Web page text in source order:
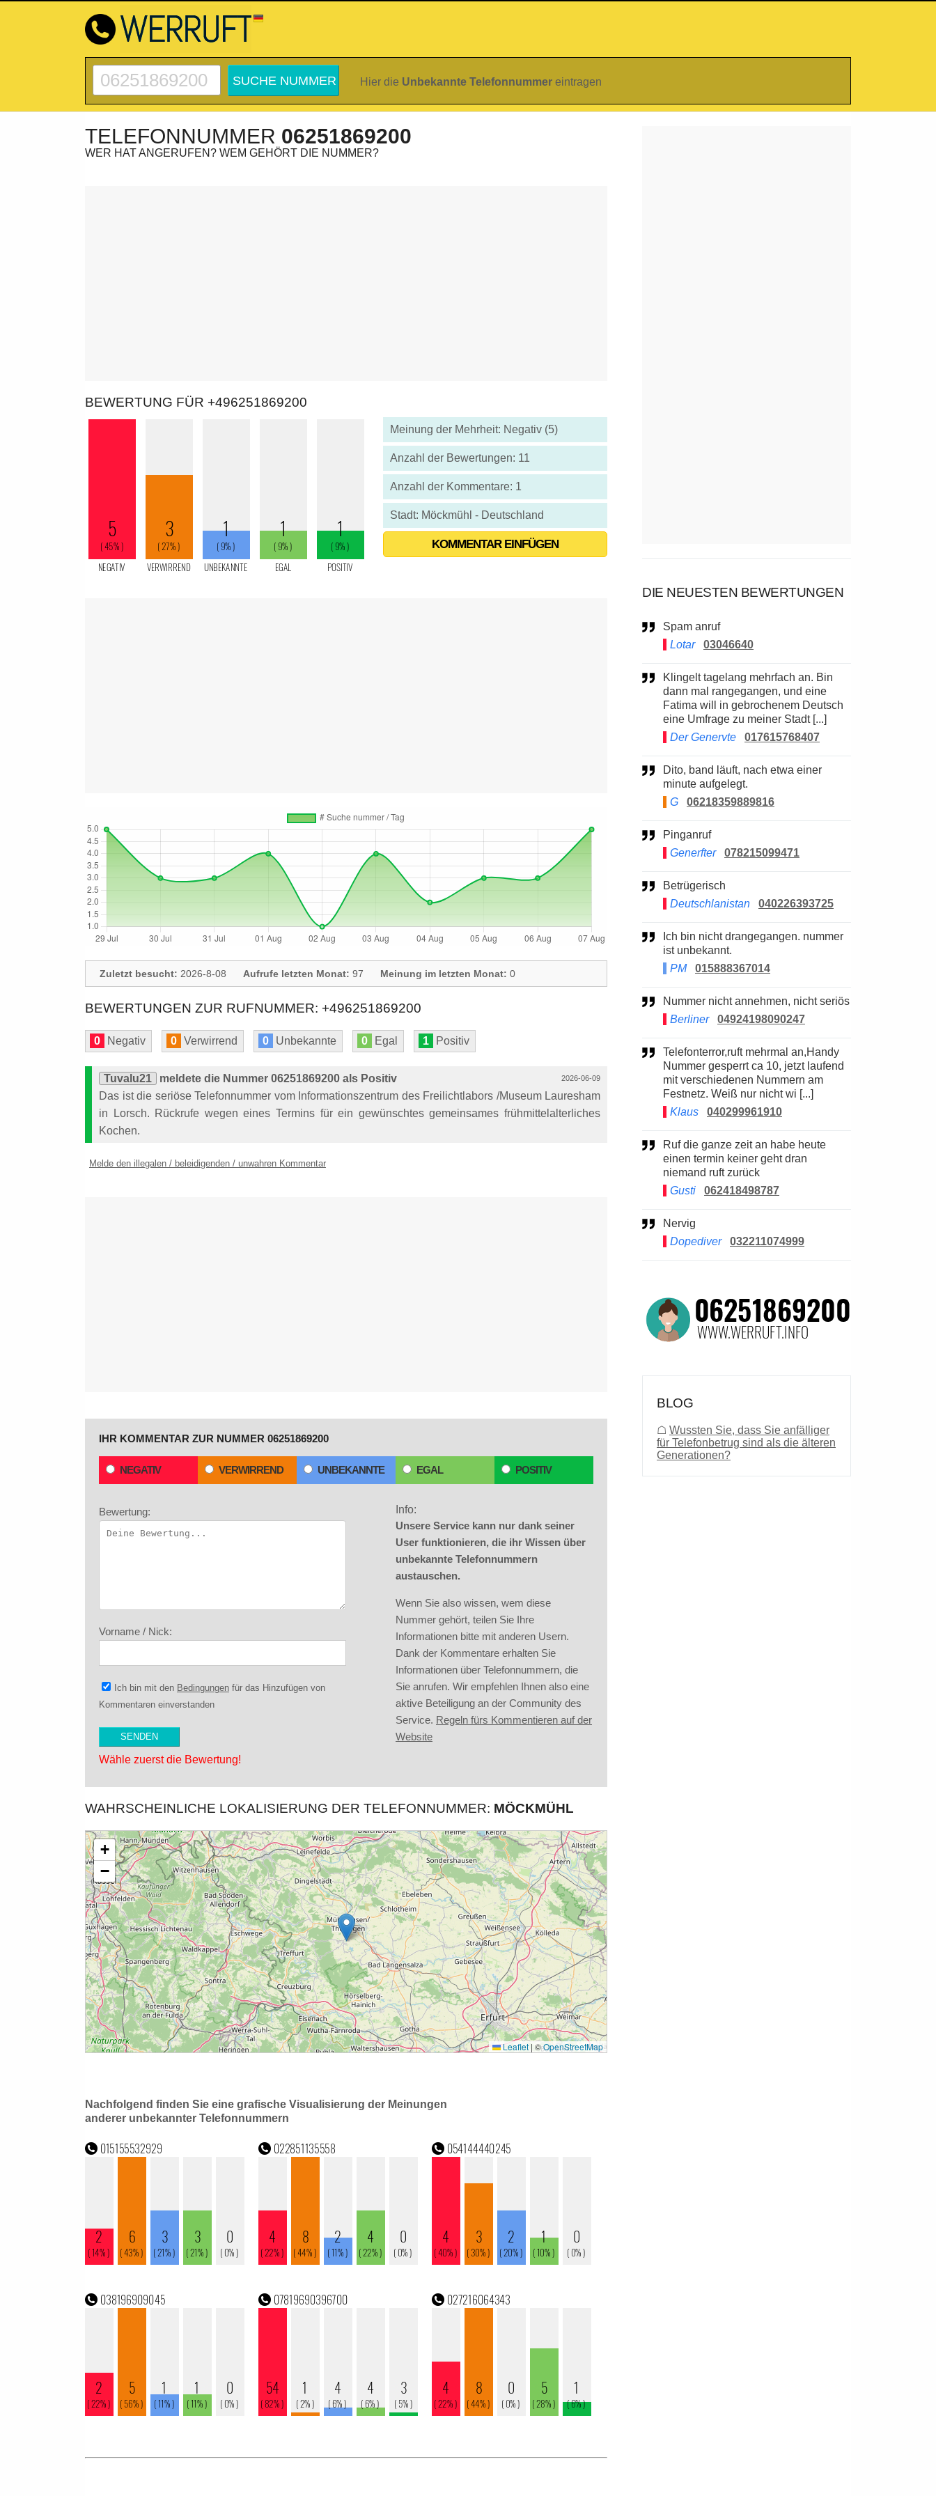
Hier die Unbekannte Telefonnummer eintragen
TELEFONNUMMER 06251869200
WER HAT ANGERUFEN? WEM GEHÖRT DIE NUMMER?
BEWERTUNG FÜR +496251869200
Meinung der Mehrheit: Negativ (5)
Anzahl der Bewertungen: 11
Anzahl der Kommentare: 1
Stadt: Möckmühl - Deutschland
KOMMENTAR EINFÜGEN
Zuletzt besucht: 2026-8-08 Aufrufe letzten Monat: 97 Meinung im letzten Monat: 0
BEWERTUNGEN ZUR RUFNUMMER: +496251869200
0 Negativ 0 Verwirrend 0 Unbekannte 0 Egal 1 Positiv
2026-06-09
Tuvalu21
meldete die Nummer 06251869200 als Positiv
Das ist die seriöse Telefonnummer vom Informationszentrum des Freilichtlabors /Museum Lauresham
in Lorsch. Rückrufe wegen eines Termins für ein gewünschtes gemeinsames frühmittelalterliches
Kochen.
Melde den illegalen / beleidigenden / unwahren Kommentar
IHR KOMMENTAR ZUR NUMMER 06251869200
NEGATIV VERWIRREND UNBEKANNTE EGAL POSITIV
Bewertung:
Vorname / Nick:
Ich bin mit den Bedingungen für das Hinzufügen von
Kommentaren einverstanden
Wähle zuerst die Bewertung!
Info:
Unsere Service kann nur dank seiner
User funktionieren, die ihr Wissen über
unbekannte Telefonnummern
austauschen.
Wenn Sie also wissen, wem diese
Nummer gehört, teilen Sie Ihre
Informationen bitte mit anderen Usern.
Dank der Kommentare erhalten Sie
Informationen über Telefonnummern, die
Sie anrufen. Wir empfehlen Ihnen also eine
aktive Beteiligung an der Community des
Service. Regeln fürs Kommentieren auf der
Website
WAHRSCHEINLICHE LOKALISIERUNG DER TELEFONNUMMER: MÖCKMÜHL
Nachfolgend finden Sie eine grafische Visualisierung der Meinungen
anderer unbekannter Telefonnummern
DIE NEUESTEN BEWERTUNGEN
Spam anruf
Lotar
03046640
Klingelt tagelang mehrfach an. Bin
dann mal rangegangen, und eine
Fatima will in gebrochenem Deutsch
eine Umfrage zu meiner Stadt [...]
Der Genervte
017615768407
Dito, band läuft, nach etwa einer
minute aufgelegt.
G
06218359889816
Pinganruf
Generfter
078215099471
Betrügerisch
Deutschlanistan
040226393725
ist unbekannt.
PM
015888367014
Nummer nicht annehmen, nicht seriös
Berliner
04924198090247
Telefonterror,ruft mehrmal an,Handy
Nummer gesperrt ca 10, jetzt laufend
mit verschiedenen Nummern am
Festnetz. Weiß nur nicht wi [...]
Klaus
040299961910
Ruf die ganze zeit an habe heute
einen termin keiner geht dran
niemand ruft zurück
Gusti
062418498787
Nervig
Dopediver
032211074999
BLOG
☖ Wussten Sie, dass Sie anfälliger
für Telefonbetrug sind als die älteren
Generationen?